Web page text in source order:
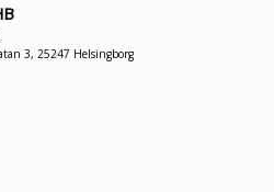
3, 25247 Helsingborg